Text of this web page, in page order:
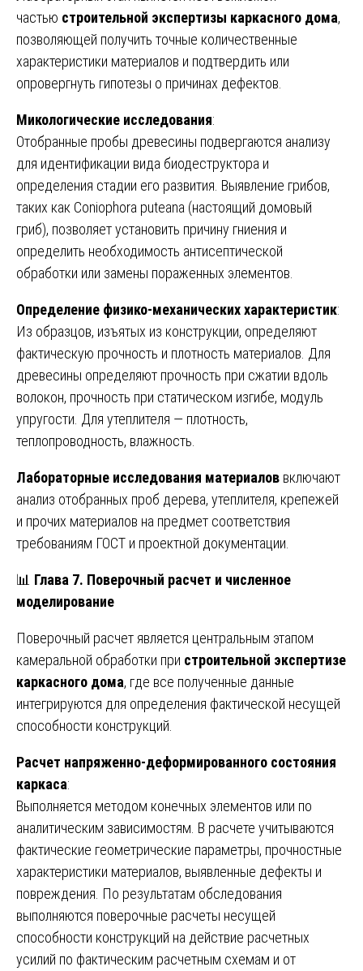
частью строительной экспертизы каркасного дома,
позволяющей получить точные количественные
характеристики материалов и подтвердить или
опровергнуть гипотезы о причинах дефектов.
Микологические исследования:
Отобранные пробы древесины подвергаются анализу
для идентификации вида биодеструктора и
определения стадии его развития. Выявление грибов,
таких как Coniophora puteana (настоящий домовый
гриб), позволяет установить причину гниения и
определить необходимость антисептической
обработки или замены пораженных элементов.
Определение физико-механических характеристик:
Из образцов, изъятых из конструкции, определяют
фактическую прочность и плотность материалов. Для
древесины определяют прочность при сжатии вдоль
волокон, прочность при статическом изгибе, модуль
упругости. Для утеплителя — плотность,
теплопроводность, влажность.
Лабораторные исследования материалов включают
анализ отобранных проб дерева, утеплителя, крепежей
и прочих материалов на предмет соответствия
требованиям ГОСТ и проектной документации.
📊 Глава 7. Поверочный расчет и численное
моделирование
Поверочный расчет является центральным этапом
камеральной обработки при строительной экспертизе
каркасного дома, где все полученные данные
интегрируются для определения фактической несущей
способности конструкций.
Расчет напряженно-деформированного состояния
каркаса:
Выполняется методом конечных элементов или по
аналитическим зависимостям. В расчете учитываются
фактические геометрические параметры, прочностные
характеристики материалов, выявленные дефекты и
повреждения. По результатам обследования
выполняются поверочные расчеты несущей
способности конструкций на действие расчетных
усилий по фактическим расчетным схемам и от